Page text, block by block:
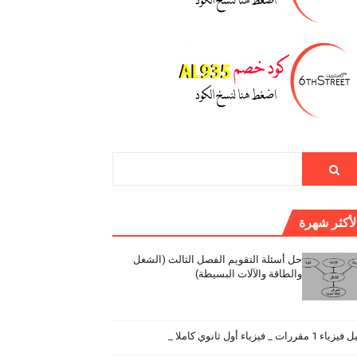
شهرة
حل أسئلة التقويم الفصل الثالث (الشغل
والطاقة والآلات البسيطة)
1 مقررات _ فيزياء أول ثانوي كاملا _